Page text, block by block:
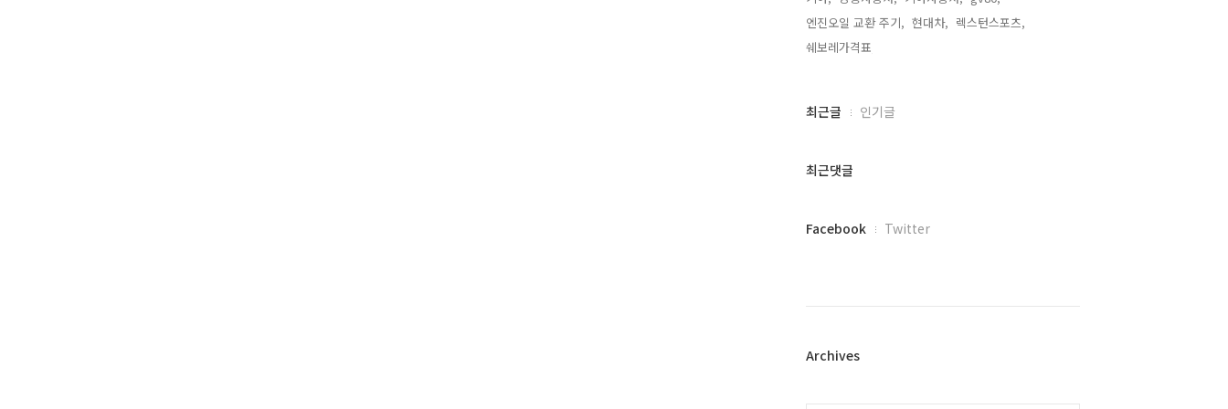
엔진오일 교환 주기, 현대차, 렉스턴스포츠,
쉐보레가격표,
최
과
글
최근글 인기글
최근댓글
페
플
Facebook Twitter
Archives